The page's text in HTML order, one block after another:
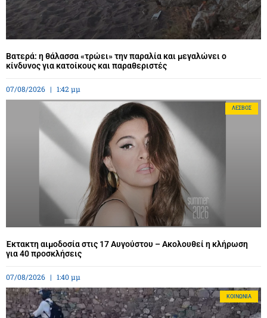
Βατερά: η θάλασσα «τρώει» την παραλία και μεγαλώνει ο
κίνδυνος για κατοίκους και παραθεριστές
07/08/2026 1:42 μμ
ΛΈΣΒΟΣ
Έκτακτη αιμοδοσία στις 17 Αυγούστου – Ακολουθεί η κλήρωση
για 40 προσκλήσεις
07/08/2026 1:40 μμ
ΚΟΙΝΩΝΊΑ